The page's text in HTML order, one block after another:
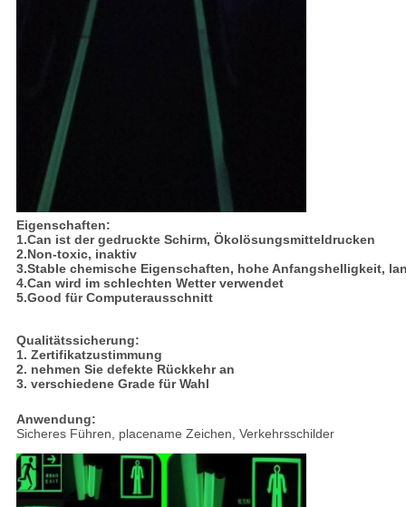
Eigenschaften:
1.Can ist der gedruckte Schirm, Ökolösungsmitteldrucken
2.Non-toxic, inaktiv
3.Stable chemische Eigenschaften, hohe Anfangshelligkeit,
4.Can wird im schlechten Wetter verwendet
5.Good für Computerausschnitt
Qualitätssicherung:
1. Zertifikatzustimmung
2. nehmen Sie defekte Rückkehr an
3. verschiedene Grade für Wahl
Anwendung:
Sicheres Führen, placename Zeichen, Verkehrsschilder